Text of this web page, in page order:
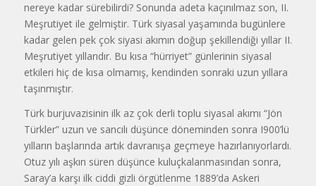
ner­eye kadar sürebilirdi? Sonunda adeta kaçınılmaz son, II.
Meşrutiyet ile gelmiştir. Türk siyasal yaşamında bugünlere
kadar gelen pek çok siyasi akımın doğup şekil­lendiği yıllar II.
Meşrutiyet yıllarıdır. Bu kısa “hürriyet” günlerinin siyasal
etkileri hiç de kısa olmamış, kendinden sonraki uzun yıllara
taşınmıştır.
Türk burjuvazisinin ilk az çok derli toplu siyasal akımı “Jön
Türkler” uzun ve sancılı düşünce döneminden sonra I900’lü
yılların başlarında artık davranışa geçmeye hazırlanıyorlardı.
Otuz yılı aşkın süren düşünce kuluçkalanmasından sonra,
Saray’a karşı ilk ciddi gizli örgütlenme 1889’da Askeri